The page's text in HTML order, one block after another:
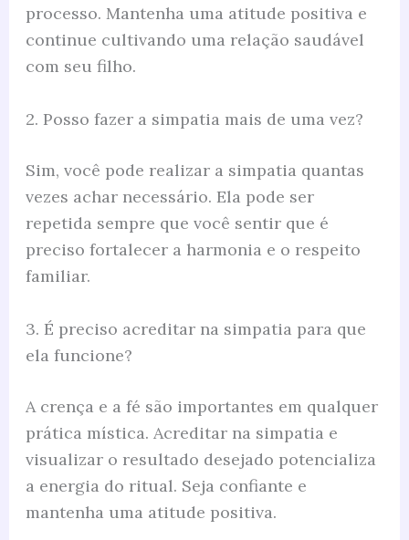
processo. Mantenha uma atitude positiva e
continue cultivando uma relação saudável
com seu filho.
2. Posso fazer a simpatia mais de uma vez?
Sim, você pode realizar a simpatia quantas
vezes achar necessário. Ela pode ser
repetida sempre que você sentir que é
preciso fortalecer a harmonia e o respeito
familiar.
3. É preciso acreditar na simpatia para que
ela funcione?
A crença e a fé são importantes em qualquer
prática mística. Acreditar na simpatia e
visualizar o resultado desejado potencializa
a energia do ritual. Seja confiante e
mantenha uma atitude positiva.